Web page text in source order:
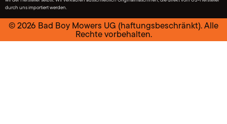
durch uns importiert werden.
© 2026 Bad Boy Mowers UG (haftungsbeschränkt). Alle
Rechte vorbehalten.